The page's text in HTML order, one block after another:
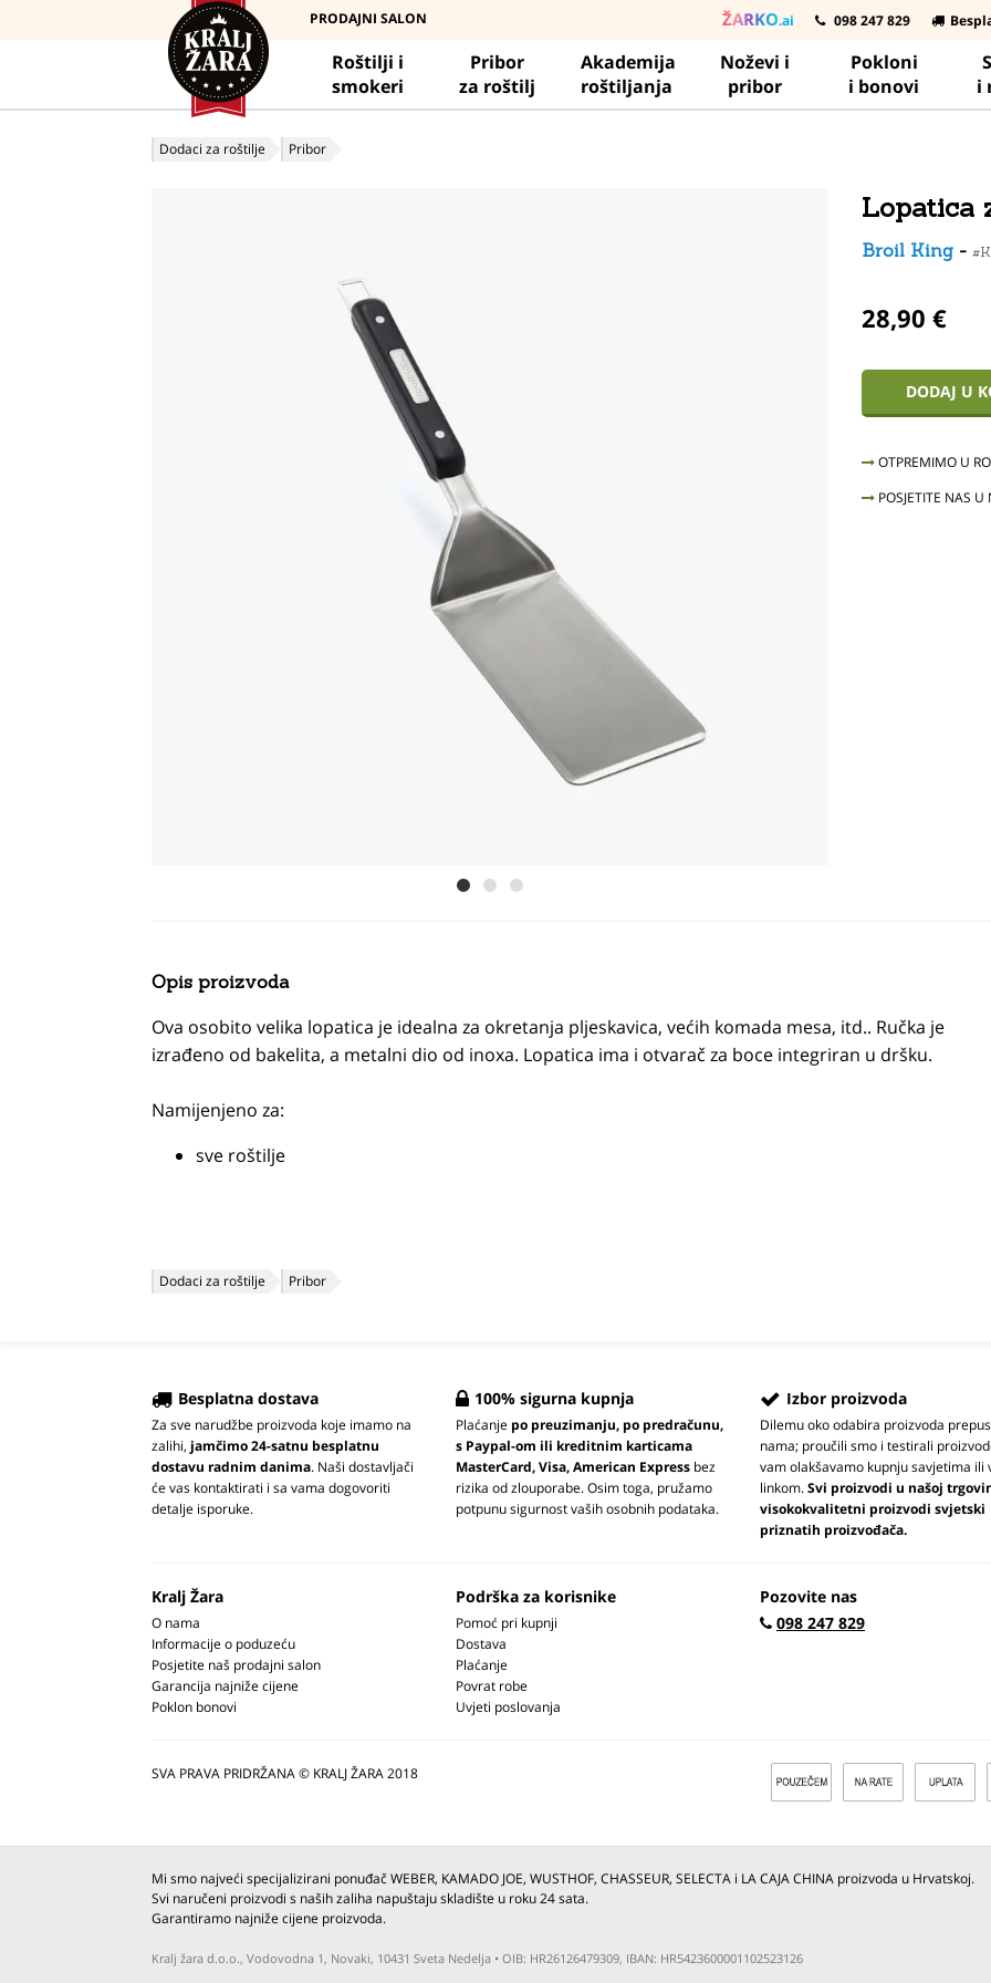
PRODAJNI SALON ŽARKO.ai 098 247 829
Roštilji i
smokeri
Pribor
za roštilj
Akademija
roštiljanja
Noževi i
pribor
Pokloni
i bonovi
i
Dodaci za roštilje Pribor
Lopatica
Broil King-
28,90 €
DODAJ U
OTPREMIMO U
POSJETITE NAS U
Opis proizvoda
Ova osobito velika lopatica je idealna za okretanja pljeskavica, većih komada mesa, itd.. Ručka je
izrađeno od bakelita, a metalni dio od inoxa. Lopatica ima i otvarač za boce integriran u dršku.
Namijenjeno za:
sve roštilje
Dodaci za roštilje Pribor
Besplatna dostava
Za sve narudžbe proizvoda koje imamo na
zalihi, jamčimo 24-satnu besplatnu
dostavu radnim danima. Naši dostavljači
će vas kontaktirati i sa vama dogovoriti
detalje isporuke.
100% sigurna kupnja
Plaćanje po preuzimanju, po predračunu,
s Paypal-om ili kreditnim karticama
MasterCard, Visa, American Express bez
rizika od zlouporabe. Osim toga, pružamo
potpunu sigurnost vaših osobnih podataka.
Izbor proizvoda
Dilemu oko odabira proizvoda
nama; proučili smo i testirali
vam olakšavamo kupnju savjetima ili
linkom.Svi proizvodi u našoj
visokokvalitetni proizvodi svjetski
priznatih proizvođača.
Kralj Žara
O nama
Informacije o poduzeću
Posjetite naš prodajni salon
Garancija najniže cijene
Poklon bonovi
Podrška za korisnike
Pomoć pri kupnji
Dostava
Plaćanje
Povrat robe
Uvjeti poslovanja
Pozovite nas
098 247 829
SVA PRAVA PRIDRŽANA © KRALJ ŽARA 2018
Mi smo najveći specijalizirani ponuđač WEBER, KAMADO JOE, WUSTHOF, CHASSEUR, SELECTA i LA CAJA CHINA proizvoda u Hrvatskoj.
Svi naručeni proizvodi s naših zaliha napuštaju skladište u roku 24 sata.
Garantiramo najniže cijene proizvoda.
Kralj žara d.o.o., Vodovodna 1, Novaki, 10431 Sveta Nedelja • OIB: HR26126479309, IBAN: HR5423600001102523126